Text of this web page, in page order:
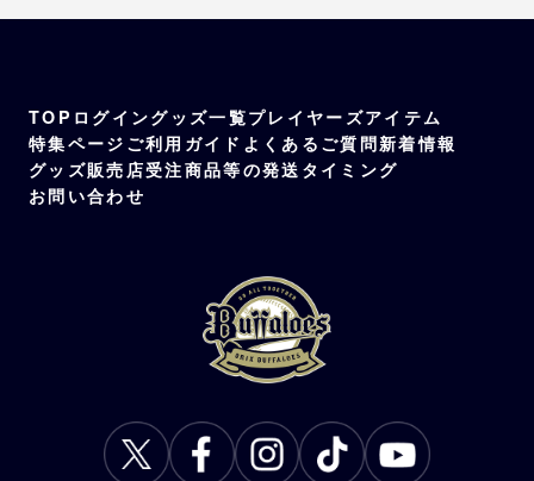
TOP ログイングッズ一覧プレイヤーズアイテム
特集ページ ご利用ガイド よくあるご質問新着情報
グッズ販売店受注商品等の発送タイミング
お問い合わせ